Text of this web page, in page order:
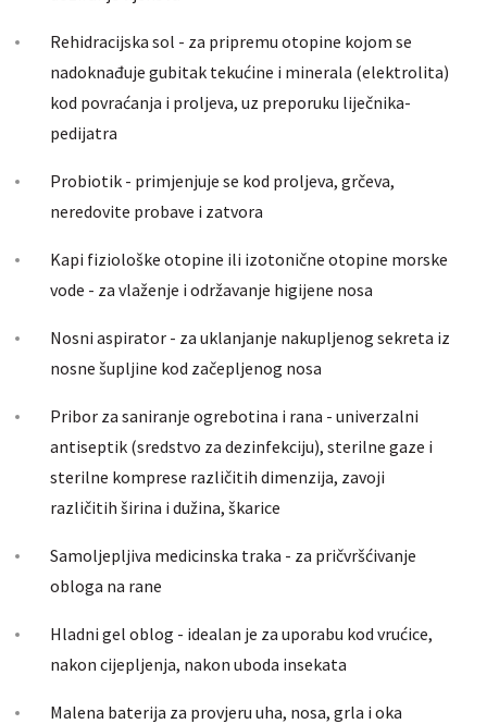
Rehidracijska sol - za pripremu otopine kojom se
nadoknađuje gubitak tekućine i minerala (elektrolita)
kod povraćanja i proljeva, uz preporuku liječnika-
pedijatra
Probiotik - primjenjuje se kod proljeva, grčeva,
neredovite probave i zatvora
Kapi fiziološke otopine ili izotonične otopine morske
vode - za vlaženje i održavanje higijene nosa
Nosni aspirator - za uklanjanje nakupljenog sekreta iz
nosne šupljine kod začepljenog nosa
Pribor za saniranje ogrebotina i rana - univerzalni
antiseptik (sredstvo za dezinfekciju), sterilne gaze i
sterilne komprese različitih dimenzija, zavoji
različitih širina i dužina, škarice
Samoljepljiva medicinska traka - za pričvršćivanje
obloga na rane
Hladni gel oblog - idealan je za uporabu kod vrućice,
nakon cijepljenja, nakon uboda insekata
Malena baterija za provjeru uha, nosa, grla i oka